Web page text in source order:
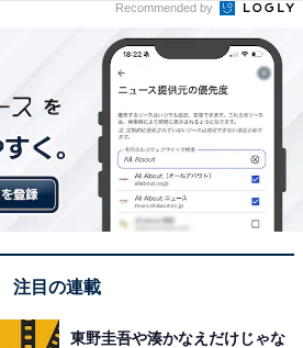
合わせて、さらに割引率をアップ
は数量限定なので、気になる人
賢く旅の計画を立ててください
ベルで春セールを見る
Recommended by
注目の連載
東野圭吾や湊かなえだけじゃな